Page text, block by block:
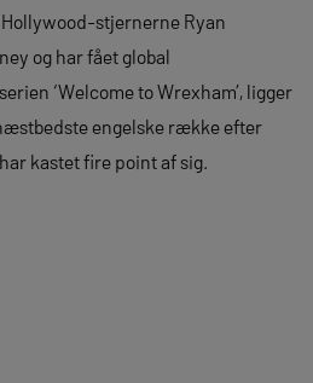
stjernerne Ryan
og har fået global
‘Welcome to Wrexham’, ligger
engelske række efter
kastet fire point af sig.